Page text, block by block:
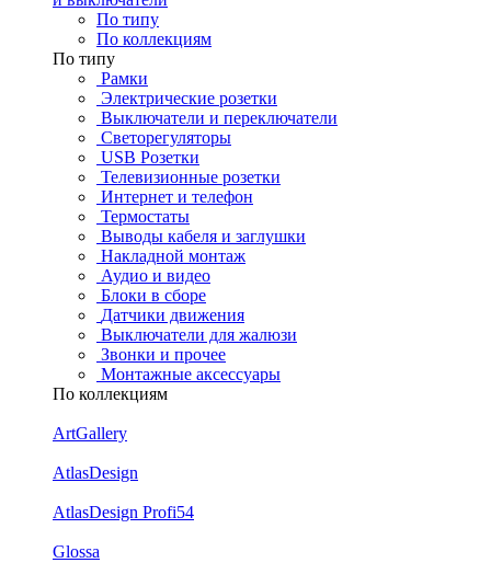
По типу
По коллекциям
По типу
Рамки
Электрические розетки
Выключатели и переключатели
Светорегуляторы
USB Розетки
Телевизионные розетки
Интернет и телефон
Термостаты
Выводы кабеля и заглушки
Накладной монтаж
Аудио и видео
Блоки в сборе
Датчики движения
Выключатели для жалюзи
Звонки и прочее
Монтажные аксессуары
По коллекциям
ArtGallery
AtlasDesign
AtlasDesign Profi54
Glossa